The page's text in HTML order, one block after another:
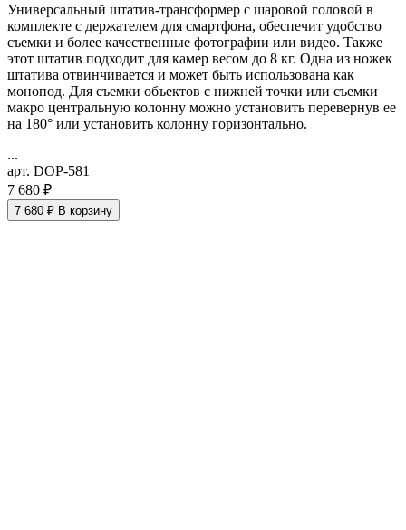
Универсальный штатив-трансформер с шаровой головой в
комплекте с держателем для смартфона, обеспечит удобство
съемки и более качественные фотографии или видео. Также
этот штатив подходит для камер весом до 8 кг. Одна из ножек
штатива отвинчивается и может быть использована как
монопод. Для съемки объектов с нижней точки или съемки
макро центральную колонну можно установить перевернув ее
на 180° или установить колонну горизонтально.
...
арт. DOP-581
7 680 ₽
7 680 ₽ В корзину